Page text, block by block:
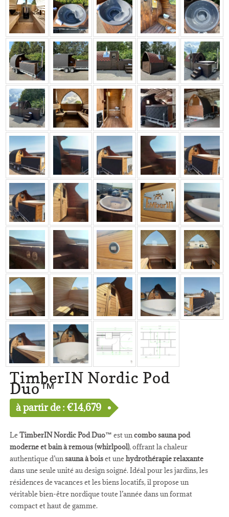
TimberIN Nordic Pod
Duo™
à partir de :€14,679
LeTimberIN Nordic Pod Duo™ est uncombo sauna pod
moderne et bain à remous (whirlpool), offrant la chaleur
authentique d’unsauna à boiset unehydrothérapie relaxante
dans une seule unité au design soigné. Idéal pour les jardins, les
résidences de vacances et les biens locatifs, il propose un
véritable bien-être nordique toute l’année dans un format
compact et haut de gamme.